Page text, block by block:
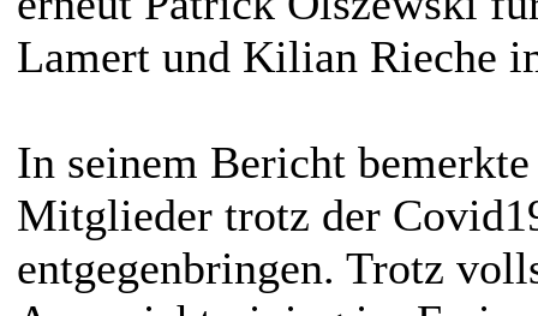
Lamert und Kilian Rieche
In seinem Bericht
Mitglieder trotz der
entgegenbringen. Trotz